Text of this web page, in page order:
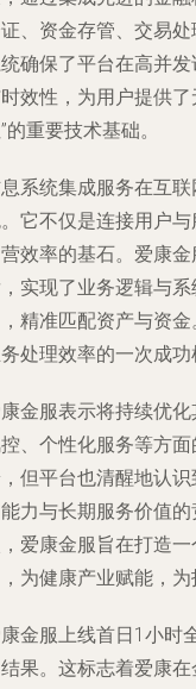
、资金存管、交易
确保了平台在高并
效性，为用户提供
的重要技术基础。
系统集成服务在互
它不仅是连接用户
效率的基石。爱康
实现了业务逻辑与
精准匹配资产与资
处理效率的一次成功
金服表示将持续优
、个性化服务等方
但平台也清醒地认
力与长期服务价值
爱康金服旨在打造
为健康产业赋能，为
金服上线首日1小时
果。这标志着爱康